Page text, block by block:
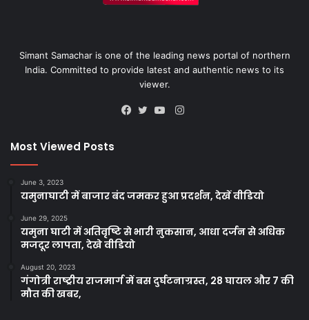
Simant Samachar is one of the leading news portal of northern
India. Committed to provide latest and authentic news to its
viewer.
Instagram
Most Viewed Posts
June 3, 2023
यमुनाघाटी में बाजार बंद जमकर हुआ प्रदर्शन, देखें वीडियो
June 29, 2025
यमुना घाटी में अतिवृष्टि से भारी नुकसान, आधा दर्जन से अधिक
मजदूर लापता, देखे वीडियो
August 20, 2023
गंगोत्री राष्ट्रीय राजमार्ग में बस दुर्घटनाग्रस्त, 28 घायल और 7 की
मौत की खबर,